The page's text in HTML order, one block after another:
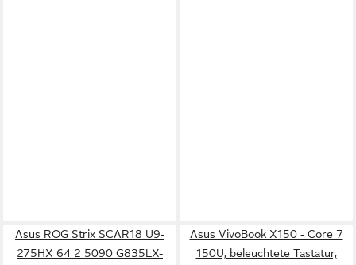
Asus ROG Strix SCAR18 U9-
275HX 64 2 5090 G835LX-
Asus VivoBook X150 - Core 7
150U, beleuchtete Tastatur,